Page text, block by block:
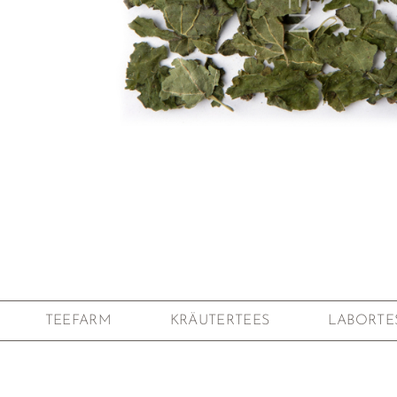
Zum Anfang der Bildgalerie springen
TEEFARM KRÄUTERTEES